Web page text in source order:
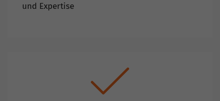
und Expertise